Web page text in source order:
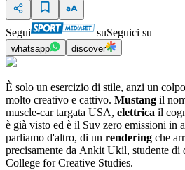
Segui suSeguici su
whatsapp discover
È solo un esercizio di stile, anzi un
molto creativo e cattivo. Mustang il
muscle-car targata USA, elettrica il
è già visto ed è il Suv zero emissioni in
parliamo d'altro, di un rendering che
precisamente da Ankit Ukil, studente di
College for Creative Studies.